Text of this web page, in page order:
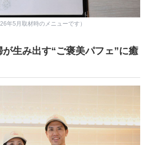
年5月取材時のメニューです）
生み出す“ご褒美パフェ”に癒